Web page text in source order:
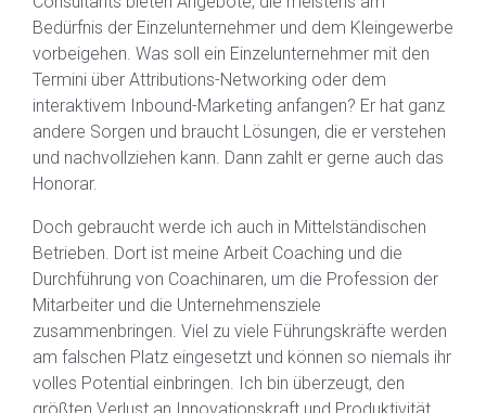
Bedürfnis der Einzelunternehmer und dem Kleingewerbe
vorbeigehen. Was soll ein Einzelunternehmer mit den
Termini über Attributions-Networking oder dem
interaktivem Inbound-Marketing anfangen? Er hat ganz
andere Sorgen und braucht Lösungen, die er verstehen
und nachvollziehen kann. Dann zahlt er gerne auch das
Honorar.
Doch gebraucht werde ich auch in Mittelständischen
Betrieben. Dort ist meine Arbeit Coaching und die
Durchführung von Coachinaren, um die Profession der
Mitarbeiter und die Unternehmensziele
zusammenbringen. Viel zu viele Führungskräfte werden
am falschen Platz eingesetzt und können so niemals ihr
volles Potential einbringen. Ich bin überzeugt, den